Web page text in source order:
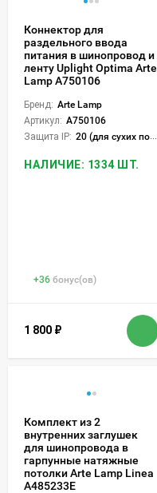
Коннектор для
раздельного ввода
питания в шинопровод и
ленту Uplight Optima Arte
Lamp A750106
Бренд: Arte Lamp
Артикул: A750106
Защита IP: 20 (для сухих пом.)
НАЛИЧИЕ: 1334 ШТ.
+36 бонус(ов)
1 800 ₽
Комплект из 2
внутренних заглушек
для шинопровода в
гарпунные натяжные
потолки Arte Lamp Linea
A485233E